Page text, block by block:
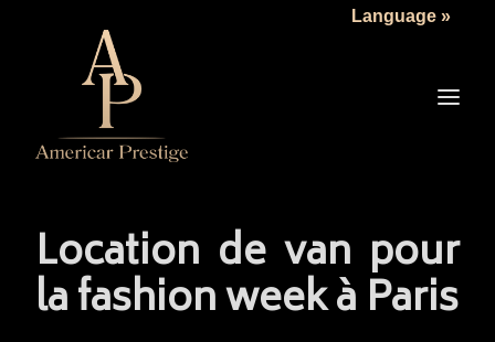
LA SOCIÉTÉ
LES VÉHICULES
TARIFS
NOUS CONTACTER
Location de van pour
la fashion week à Paris
Language »